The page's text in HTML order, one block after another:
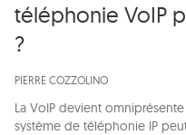
téléphonie VoIP
?
PIERRE COZZOLINO
La VoIP devient
système de téléphonie IP